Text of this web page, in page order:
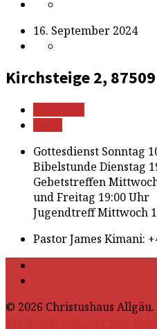
16. September 2024
Kirchsteige 2,
Gottesdienst Sonntag
Bibelstunde Dienstag
Gebetstreffen
und Freitag 19:00 Uhr
Jugendtreff Mittwoch
Pastor James Kimani:
© 2026 Christushaus Allgäu.